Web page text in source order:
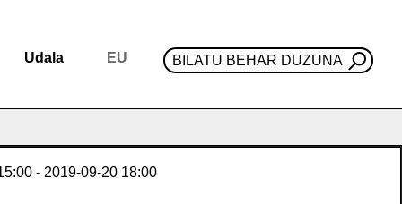
Udala EU BILATU BEHAR DUZUNA
- 2019-09-20 18:00